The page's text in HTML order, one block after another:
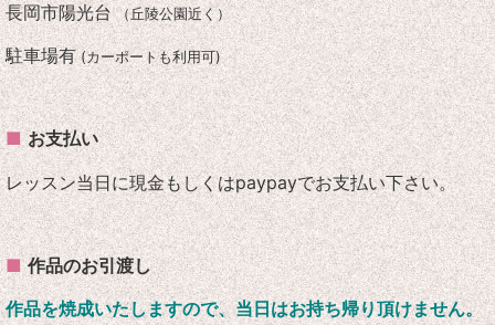
長岡市陽光台（丘陵公園近く）
駐車場有(カーポートも利用可)
■ お支払い
レッスン当日に現金もしくはpaypayでお支払い下さい。
■ 作品のお引渡し
作品を焼成いたしますので、当日はお持ち帰り頂けません。